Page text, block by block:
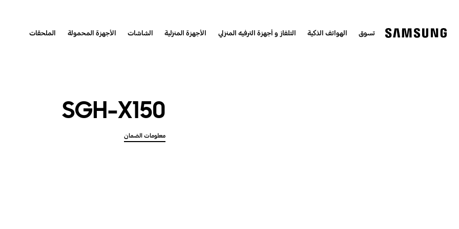
تسوق الهواتف الذكية التلفاز و أجهزة الترفيه المنزلي الأجهزة المنزلية الشاشات الأجهزة المحمولة الملحقات
SGH-X150
معلومات الضمان